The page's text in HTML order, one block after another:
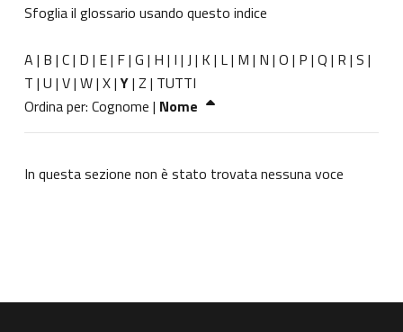
Sfoglia il glossario usando questo indice
A | B | C| D | E| F| G | H | I | J | K | L| M | N | O | P | Q | R | S |
T | U | V| W| X|Y| Z | TUTTI
Ordinato per Nome decrescente
Ordina per: Cognome | Nome
In questa sezione non è stato trovata nessuna voce